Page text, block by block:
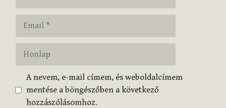
Honlap
A nevem, e-mail címem, és weboldalcímem
mentése a böngészőben a következő
hozzászólásomhoz.